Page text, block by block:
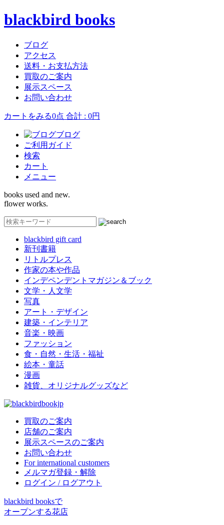
blackbird books
ブログ
アクセス
送料・お支払方法
買取のご案内
展示スペース
お問い合わせ
カートをみる0点 合計 : 0円
ブログ
ご利用ガイド
検索
カート
メニュー
books used and new.
flower works.
blackbird gift card
新刊書籍
リトルプレス
作家の本や作品
インデペンデントマガジン＆ブック
文学・人文学
写真
アート・デザイン
建築・インテリア
音楽・映画
ファッション
食・自然・生活・福祉
絵本・童話
漫画
雑貨、オリジナルグッズなど
買取のご案内
店舗のご案内
展示スペースのご案内
お問い合わせ
For international customers
メルマガ登録・解除
ログイン / ログアウト
blackbird booksで
オープンする花店